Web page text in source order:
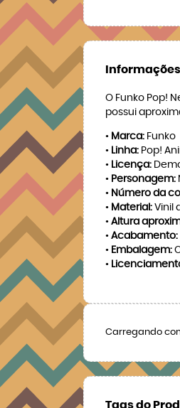
O Funko Pop!
possui
• Marca: Funko
• Linha: Pop!
• Licença:
• Personagem:
• Número da
• Material: Vinil
• Altura
• Acabamento:
• Embalagem:
•
Carregando
Tags do